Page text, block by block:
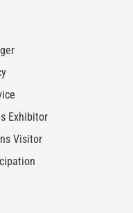
Exhibitor
Visitor